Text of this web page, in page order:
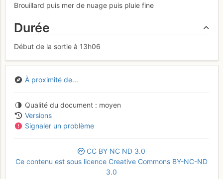
Brouillard puis mer de nuage puis pluie fine
Durée
Début de la sortie à 13h06
À proximité de...
Qualité du document
moyen
Versions
Signaler un problème
CC BY NC ND 3.0
Ce contenu est sous licence Creative Commons BY-NC-ND
3.0